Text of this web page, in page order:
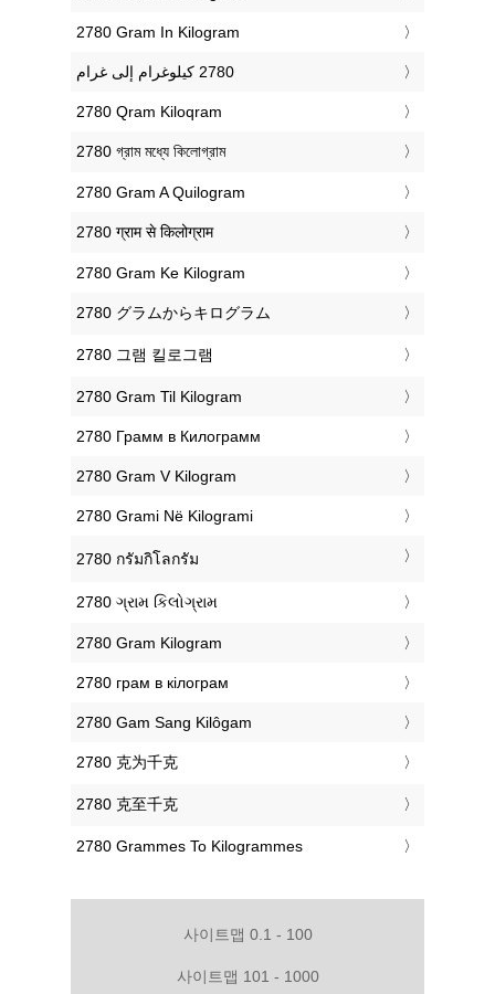
‎2780 Gram In Kilogram
‎2780 Qram Kiloqram
‎2780 গ্রাম মধ্যে কিলোগ্রাম
‎2780 Gram A Quilogram
‎2780 ग्राम से किलोग्राम
‎2780 Gram Ke Kilogram
‎2780 グラムからキログラム
‎2780 그램 킬로그램
‎2780 Gram Til Kilogram
‎2780 Грамм в Килограмм
‎2780 Gram V Kilogram
‎2780 Grami Në Kilogrami
‎2780 กรัมกิโลกรัม
‎2780 ગ્રામ કિલોગ્રામ
‎2780 Gram Kilogram
‎2780 грам в кілограм
‎2780 Gam Sang Kilôgam
‎2780 克为千克
‎2780 克至千克
‎2780 Grammes To Kilogrammes
사이트맵 0.1 - 100
사이트맵 101 - 1000